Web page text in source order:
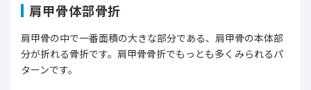
肩甲骨体部骨折
肩甲骨の中で一番面積の大きな部分である、肩甲骨の本体部
分が折れる骨折です。肩甲骨骨折でもっとも多くみられるパ
ターンです。